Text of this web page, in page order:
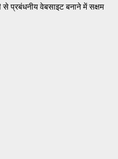
प्रबंधनीय वेबसाइट बनाने में सक्षम